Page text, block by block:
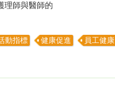
理師與醫師的
動指標 健康促進 員工健康